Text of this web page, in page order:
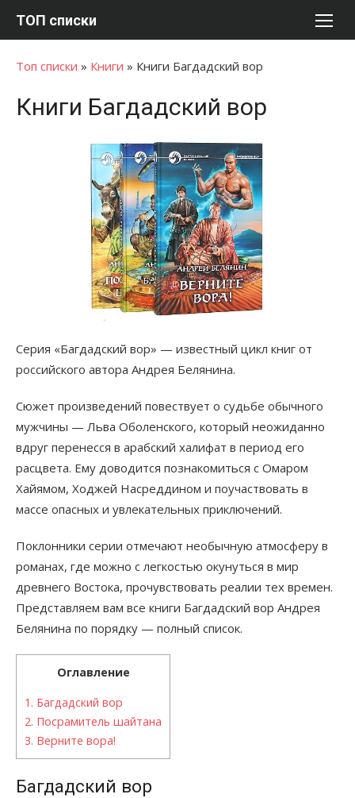
ТОП списки
Топ списки » Книги » Книги Багдадский вор
Книги Багдадский вор
Серия «Багдадский вор» — известный цикл книг от
российского автора Андрея Белянина.
Сюжет произведений повествует о судьбе обычного
мужчины — Льва Оболенского, который неожиданно
вдруг перенесся в арабский халифат в период его
расцвета. Ему доводится познакомиться с Омаром
Хайямом, Ходжей Насреддином и поучаствовать в
массе опасных и увлекательных приключений.
Поклонники серии отмечают необычную атмосферу в
романах, где можно с легкостью окунуться в мир
древнего Востока, прочувствовать реалии тех времен.
Представляем вам все книги Багдадский вор Андрея
Белянина по порядку — полный список.
Оглавление
1. Багдадский вор
2. Посрамитель шайтана
3. Верните вора!
Багдадский вор